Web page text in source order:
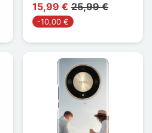
15,99 € 25,99 €
-10,00 €